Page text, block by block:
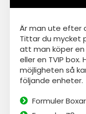
Är man ute efter
Tittar du mycket
att man köper en
eller en TVIP
möjligheten så
följande enheter.
Formuler Boxar